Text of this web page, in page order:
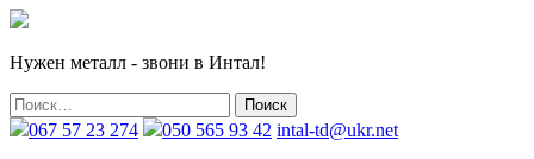
Нужен металл - звони в Интал!
067 57 23 274 050 565 93 42 intal-td@ukr.net